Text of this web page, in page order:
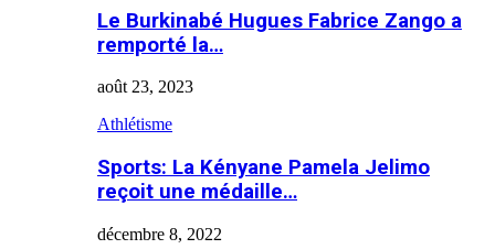
Le Burkinabé Hugues Fabrice Zango a
remporté la…
août 23, 2023
Athlétisme
Sports: La Kényane Pamela Jelimo
reçoit une médaille…
décembre 8, 2022